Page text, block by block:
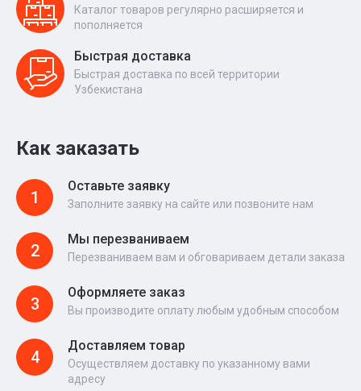
Каталог товаров регулярно расширяется и
пополняется
Быстрая доставка
Быстрая доставка по всей территории
Узбекистана
Как заказать
1
Оставьте заявку
Заполните заявку на сайте или позвоните нам
2
Мы перезваниваем
Перезваниваем вам и обговариваем детали заказа
3
Оформляете заказ
Вы производите оплату любым удобным способом
4
Доставляем товар
Осуществляем доставку по указанному вами
адресу